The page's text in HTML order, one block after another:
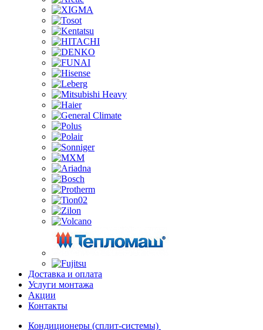
Доставка и оплата
Услуги монтажа
Акции
Контакты
Кондиционеры (сплит-системы)